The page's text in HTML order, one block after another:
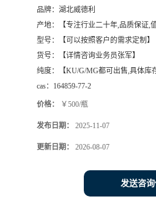
品牌： 湖北威德利
产地：
【专注行业二十年,品质保证,
型号：
【可以按照客户的需求定制】
货号：
【详情咨询业务员张军】
纯度：
【KU/G/MG都可出售,具体库
cas： 164859-77-2
价格： ￥500/瓶
发布日期： 2025-11-07
更新日期： 2026-08-07
发送咨